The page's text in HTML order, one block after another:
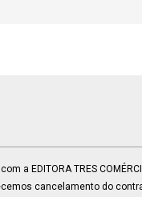
a EDITORA TRES
cancelamento do